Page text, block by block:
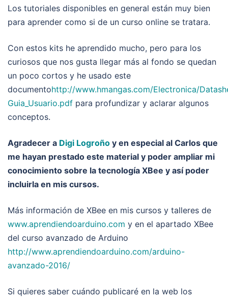
Los tutoriales disponibles en general están muy bien
para aprender como si de un curso online se tratara.
Con estos kits he aprendido mucho, pero para los
curiosos que nos gusta llegar más al fondo se quedan
un poco cortos y he usado este
documentohttp://www.hmangas.com/Electronica/
Guia_Usuario.pdf para profundizar y aclarar algunos
conceptos.
Agradecer a Digi Logroño y en especial al Carlos que
me hayan prestado este material y poder ampliar mi
conocimiento sobre la tecnología XBee y así poder
incluirla en mis cursos.
Más información de XBee en mis cursos y talleres de
www.aprendiendoarduino.com y en el apartado XBee
del curso avanzado de Arduino
http://www.aprendiendoarduino.com/arduino-
avanzado-2016/
Si quieres saber cuándo publicaré en la web los